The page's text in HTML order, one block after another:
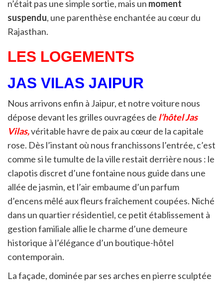
n’était pas une simple sortie, mais un moment
suspendu, une parenthèse enchantée au cœur du
Rajasthan.
LES LOGEMENTS
JAS VILAS JAIPUR
Nous arrivons enfin à Jaipur, et notre voiture nous
dépose devant les grilles ouvragées de l’hôtel Jas
Vilas,véritable havre de paix au cœur de la capitale
rose. Dès l’instant où nous franchissons l’entrée, c’est
comme si le tumulte de la ville restait derrière nous : le
clapotis discret d’une fontaine nous guide dans une
allée de jasmin, et l’air embaume d’un parfum
d’encens mêlé aux fleurs fraîchement coupées. Niché
dans un quartier résidentiel, ce petit établissement à
gestion familiale allie le charme d’une demeure
historique à l’élégance d’un boutique-hôtel
contemporain.
La façade, dominée par ses arches en pierre sculptée